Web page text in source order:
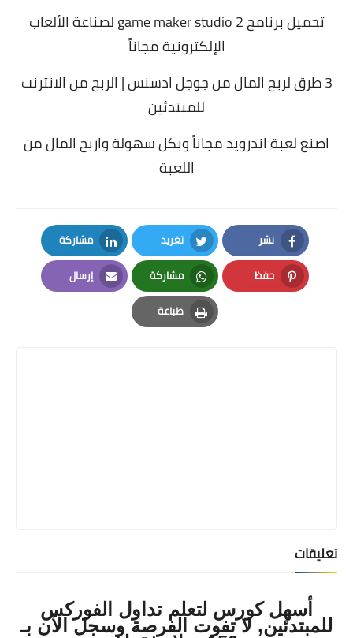
تحميل برنامج game maker studio 2 لصناعة الألعاب
الإلكترونية مجاناً
3 طرق لربح المال من جوجل ادسنس | الربح من الانترنت
للمبتدئين
اصنع لعبة اندرويد مجاناً وبكل سهولة واربح المال من
اللعبة
نشر
Facebook
تغريد
Twitter
مشاركة
LinkedIn
حفظ
Pinterest
مشاركة
Whatsapp
إرسال
Email
طباعة
Print
تعليقات
أسهل كورس لتعلم تداول الفوركس
للمبتدئين, لا تفوت الفرصة وسجل الآن بـ